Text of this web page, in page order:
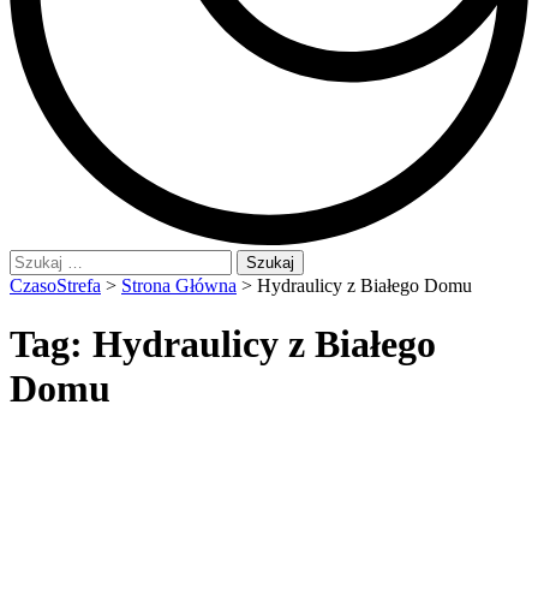
Szukaj:
CzasoStrefa > Strona Główna > Hydraulicy z Białego Domu
Tag: Hydraulicy z Białego
Domu